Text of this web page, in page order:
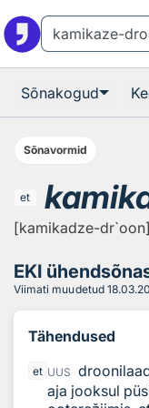
Sõnakogud
Sõnavormid
et
[kamikadze-dr`oon]
EKI
Viimati muudetud
Tähendused
et UUS
aja jooksul